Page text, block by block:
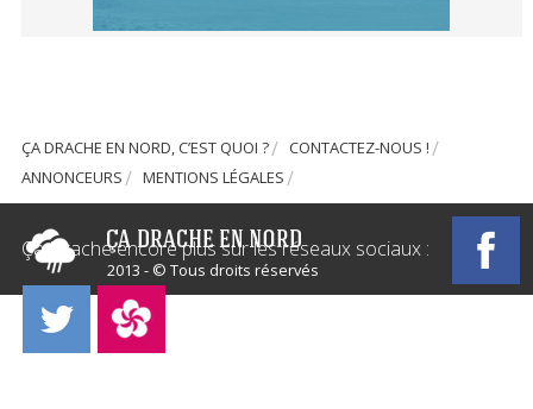
ÇA DRACHE EN NORD, C’EST QUOI ?
CONTACTEZ-NOUS !
ANNONCEURS
MENTIONS LÉGALES
2013 - © Tous droits réservés
Ça Drache encore plus sur les réseaux sociaux :